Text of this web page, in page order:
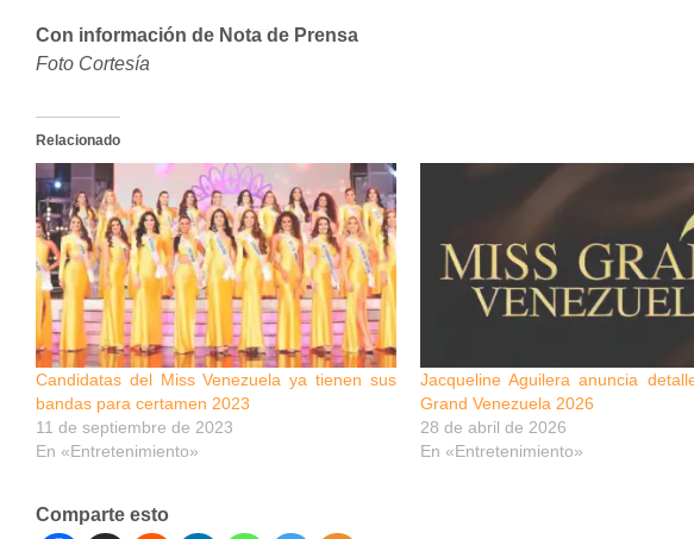
Con información de Nota de Prensa
Foto Cortesía
Relacionado
Candidatas del Miss Venezuela ya tienen sus
bandas para certamen 2023
11 de septiembre de 2023
En «Entretenimiento»
Jacqueline Aguilera anuncia
Grand Venezuela 2026
28 de abril de 2026
En «Entretenimiento»
Comparte esto